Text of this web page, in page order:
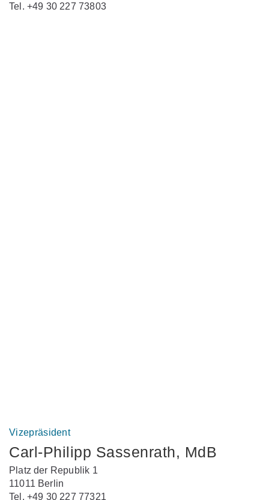
Tel. +49 30 227 73803
Vizepräsident
Carl-Philipp Sassenrath, MdB
Platz der Republik 1
11011 Berlin
Tel. +49 30 227 77321